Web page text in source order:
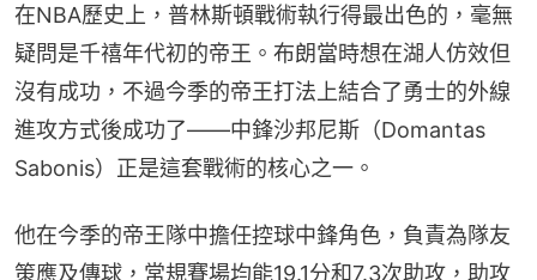
在NBA歷史上，普林斯頓戰術執行得最出色的，毫無
疑問是千禧年代初的帝王。布朗當時想在湖人仿效但
沒有成功，不過今季的帝王打法上結合了勇士的外線
進攻方式後成功了——中鋒沙邦尼斯（Domantas
Sabonis）正是這套戰術的核心之一。
他在今季的帝王隊中擔任控球中鋒角色，負責為隊友
策應及傳球，常規賽場均能19.1分和7.3次助攻，助攻